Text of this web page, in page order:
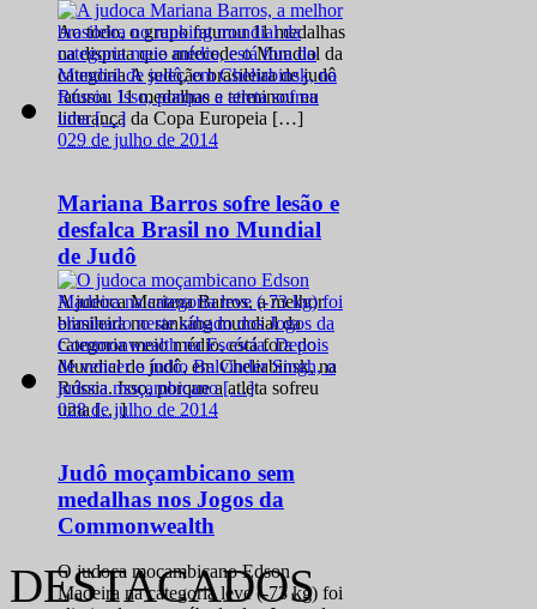
Ao todo, o grupo faturou 11 medalhas
na disputa que antecede o Mundial da
categoria A seleção brasileira de judô
faturou 11 medalhas e terminou na
liderança da Copa Europeia […]
029 de julho de 2014
Mariana Barros sofre lesão e
desfalca Brasil no Mundial
de Judô
A judoca Mariana Barros, a melhor
brasileira no ranking mundial da
categoria meio médio, está fora do
Mundial de judô, em Cheliabinsk, na
Rússia. Isso, porque a atleta sofreu
uma […]
028 de julho de 2014
Judô moçambicano sem
medalhas nos Jogos da
Commonwealth
O judoca moçambicano Edson
Madeira na categoria leve (-73 kg) foi
DESTACADOS